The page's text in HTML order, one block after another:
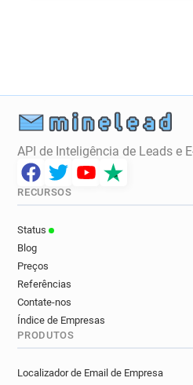
API de Inteligência de Leads e
RECURSOS
Status
Blog
Preços
Referências
Contate-nos
Índice de Empresas
PRODUTOS
Localizador de Email de Empresa